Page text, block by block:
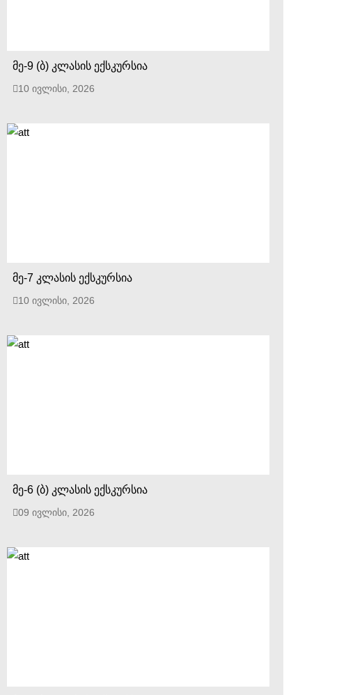
მე-9 (ბ) კლასის ექსკურსია
10 ივლისი, 2026
მე-7 კლასის ექსკურსია
10 ივლისი, 2026
მე-6 (ბ) კლასის ექსკურსია
09 ივლისი, 2026